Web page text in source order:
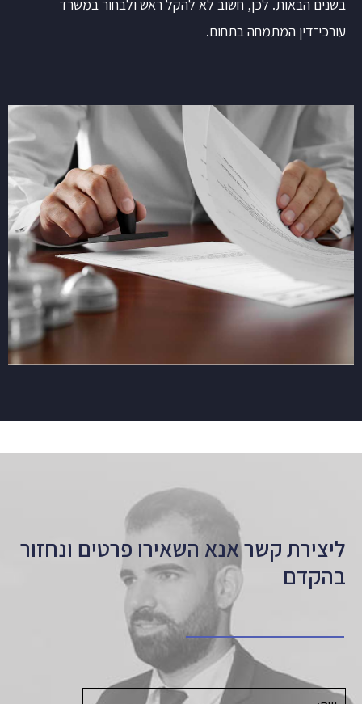
בשנים הבאות. לכן, חשוב לא להקל ראש ולבחור במשרד
עורכי־דין המתמחה בתחום.
ליצירת קשר אנא השאירו פרטים ונחזור
בהקדם